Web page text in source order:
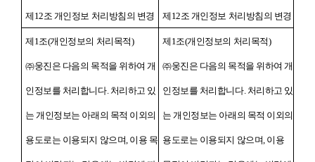
제12조 개인정보 처리방침의 변경 제12조 개인정보 처리방침의 변경
제1조(개인정보의 처리목적)
㈜웅진은 다음의 목적을 위하여 개
인정보를 처리합니다. 처리하고 있
는 개인정보는 아래의 목적 이외의
용도로는 이용되지 않으며, 이용 목
제1조(개인정보의 처리목적)
㈜웅진은 다음의 목적을 위하여 개
인정보를 처리합니다. 처리하고 있
는 개인정보는 아래의 목적 이외의
용도로는 이용되지 않으며, 이용